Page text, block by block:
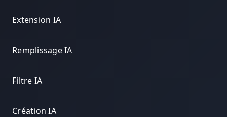
Extension IA
Remplissage IA
Filtre IA
Création IA